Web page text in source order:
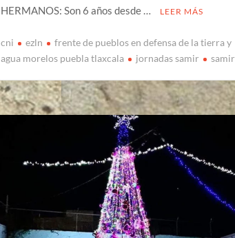
HERMANOS: Son 6 años desde …
LEER MÁS
cni ezln
frente de pueblos en defensa de la tierra y
agua morelos puebla tlaxcala
jornadas samir samir